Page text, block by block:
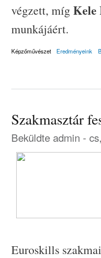
végzett, mígKele
munkájáért.
Képzőművészet Eredményeink
Szakmasztár
Beküldte admin -
Euroskills